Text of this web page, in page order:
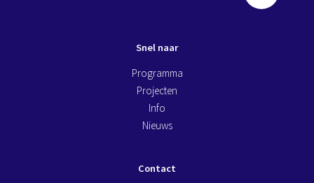
Snel naar
Programma
Projecten
Info
Nieuws
Contact